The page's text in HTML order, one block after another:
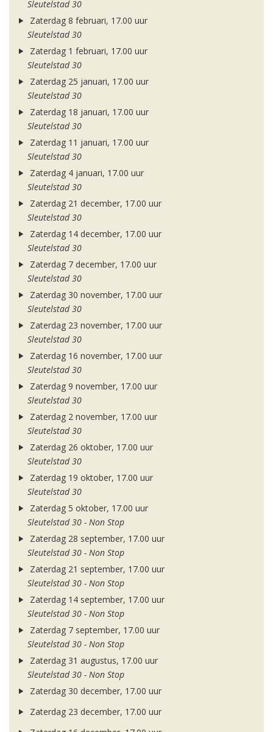
Sleutelstad 30
Zaterdag 8 februari, 17.00 uur
Sleutelstad 30
Zaterdag 1 februari, 17.00 uur
Sleutelstad 30
Zaterdag 25 januari, 17.00 uur
Sleutelstad 30
Zaterdag 18 januari, 17.00 uur
Sleutelstad 30
Zaterdag 11 januari, 17.00 uur
Sleutelstad 30
Zaterdag 4 januari, 17.00 uur
Sleutelstad 30
Zaterdag 21 december, 17.00 uur
Sleutelstad 30
Zaterdag 14 december, 17.00 uur
Sleutelstad 30
Zaterdag 7 december, 17.00 uur
Sleutelstad 30
Zaterdag 30 november, 17.00 uur
Sleutelstad 30
Zaterdag 23 november, 17.00 uur
Sleutelstad 30
Zaterdag 16 november, 17.00 uur
Sleutelstad 30
Zaterdag 9 november, 17.00 uur
Sleutelstad 30
Zaterdag 2 november, 17.00 uur
Sleutelstad 30
Zaterdag 26 oktober, 17.00 uur
Sleutelstad 30
Zaterdag 19 oktober, 17.00 uur
Sleutelstad 30
Zaterdag 5 oktober, 17.00 uur
Sleutelstad 30 - Non Stop
Zaterdag 28 september, 17.00 uur
Sleutelstad 30 - Non Stop
Zaterdag 21 september, 17.00 uur
Sleutelstad 30 - Non Stop
Zaterdag 14 september, 17.00 uur
Sleutelstad 30 - Non Stop
Zaterdag 7 september, 17.00 uur
Sleutelstad 30 - Non Stop
Zaterdag 31 augustus, 17.00 uur
Sleutelstad 30 - Non Stop
Zaterdag 30 december, 17.00 uur
Zaterdag 23 december, 17.00 uur